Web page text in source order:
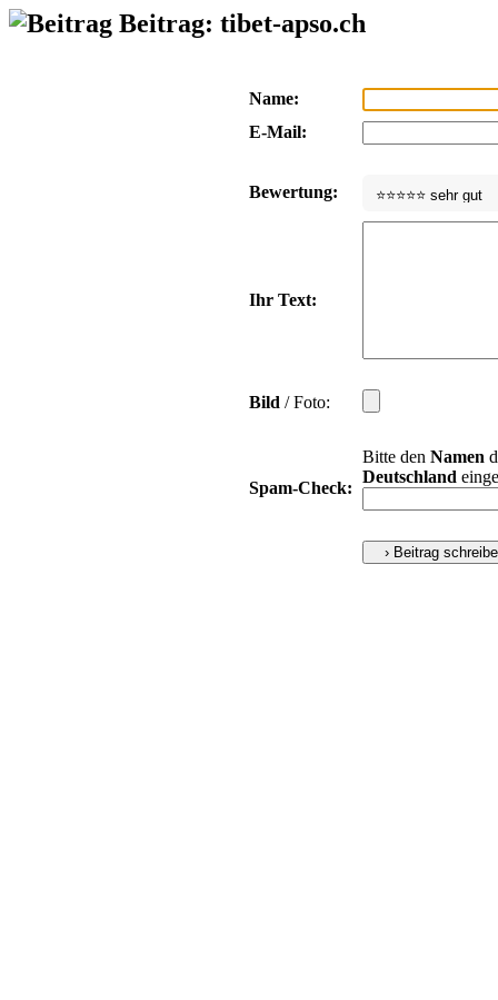
Beitrag: tibet-apso.ch
Name:
E-Mail:
Bewertung:
Ihr Text:
Bild / Foto:
Spam-Check:
Bitte den Namen
Deutschland